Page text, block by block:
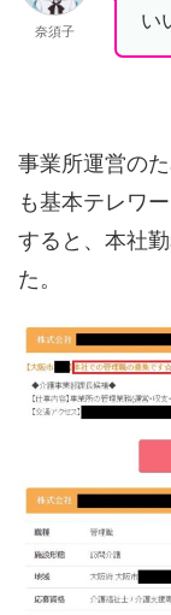
奈須子
い
事業所運営の
も基本テレワ
すると、本社
た。